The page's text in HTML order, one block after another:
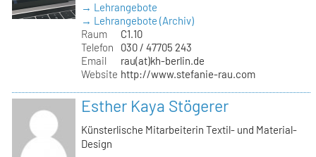
→ Lehrangebote
→ Lehrangebote (Archiv)
Raum
C1.10
Telefon
030 / 47705 243
Email
rau(at)kh-berlin.de
Website http://www.stefanie-rau.com
Esther Kaya Stögerer
Künsterlische Mitarbeiterin Textil- und Material-
Design